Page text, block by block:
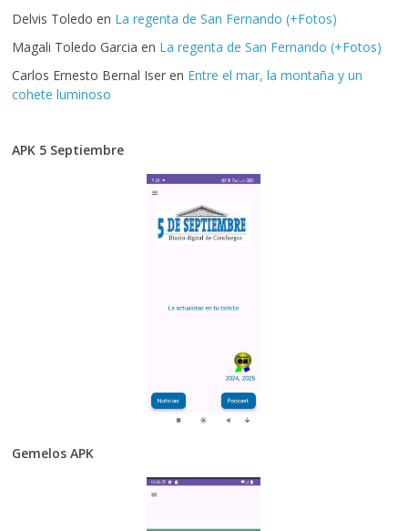
Delvis Toledo en La regenta de San Fernando (+Fotos)
Magali Toledo Garcia en La regenta de San Fernando (+Fotos)
Carlos Ernesto Bernal Iser en Entre el mar, la montaña y un
cohete luminoso
APK 5 Septiembre
Gemelos APK